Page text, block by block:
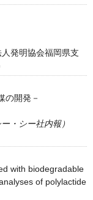
発明協会福岡県支
の開発－
・シー社内報）
with biodegradable
of polylactide